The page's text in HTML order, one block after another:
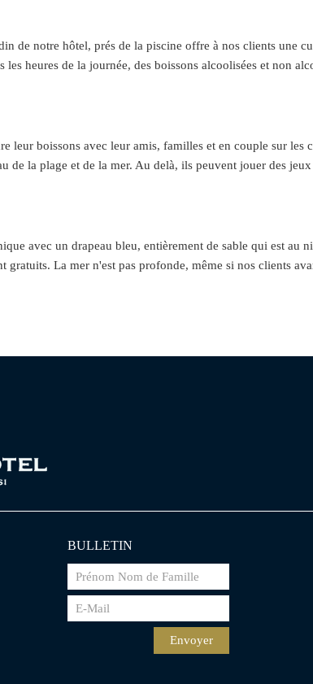
de notre hôtel, prés de la piscine offre à nos clients une
les heures de la journée, des boissons alcoolisées et non
leur boissons avec leur amis, familles et en couple sur
de la plage et de la mer. Au delà, ils peuvent jouer des
avec un drapeau bleu, entièrement de sable qui est au
gratuits. La mer n'est pas profonde, même si nos clients
BULLETIN
Envoyer